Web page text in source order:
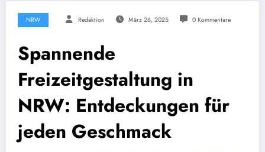
NRW Redaktion März 26, 2025 0 Kommentare
Spannende
Freizeitgestaltung in
NRW: Entdeckungen für
jeden Geschmack